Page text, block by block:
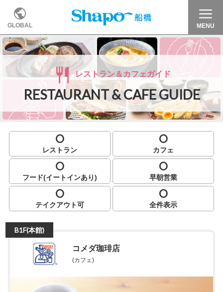
GLOBAL MENU
レストラン＆カフェガイド
RESTAURANT & CAFEGUIDE
レストラン カフェ
フード(イートインあり) 早朝営業
テイクアウト可 全件表示
B1F(本館)
コメダ珈琲店
(カフェ)